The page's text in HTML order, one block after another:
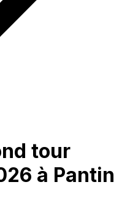
tour
à Pantin